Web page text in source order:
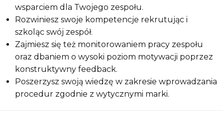
Lista sklepów
Lista CH
Informacje
wsparciem dla Twojego zespołu.
Rozwiniesz swoje kompetencje rekrutując i
szkoląc swój zespół.
Zajmiesz się też monitorowaniem pracy zespołu
oraz dbaniem o wysoki poziom motywacji poprzez
konstruktywny feedback.
Poszerzysz swoją wiedzę w zakresie wprowadzania
procedur zgodnie z wytycznymi marki.